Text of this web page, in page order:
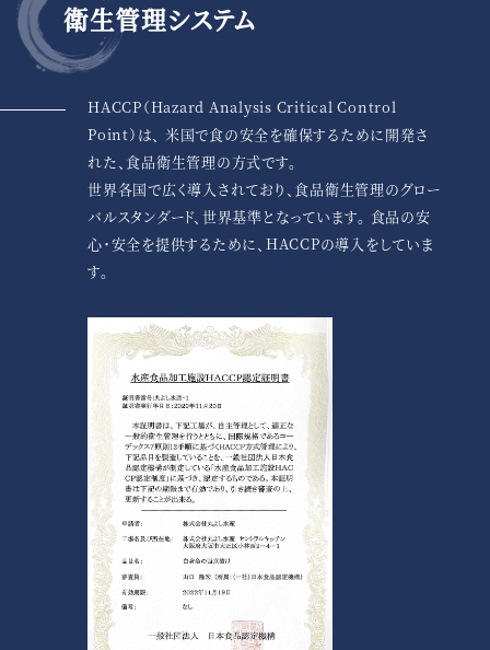
衛生管理システム
HACCP（Hazard Analysis Critical Control
Point）は、 米国で食の安全を確保するために開発さ
れた、食品衛生管理の方式です。
世界各国で広く導入されており、食品衛生管理のグロー
バルスタンダード、世界基準となっています。 食品の安
心・安全を提供するために、HACCPの導入をしていま
す。